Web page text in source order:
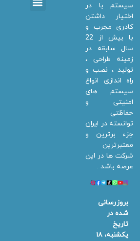
سیستم با در
اختیار داشتن
کادری مجرب و
با بیش از 22
سال سابقه در
زمینه طراحی ،
تولید ، نصب و
راه اندازی انواع
سیستم های
امنیتی و
حفاظتی
توانسته در ایران
جزء برترین و
معتبرترین
شرکت ها در این
عرصه باشد .
بروزرسانی
شده در
تاریخ
یکشنبه، ۱۸